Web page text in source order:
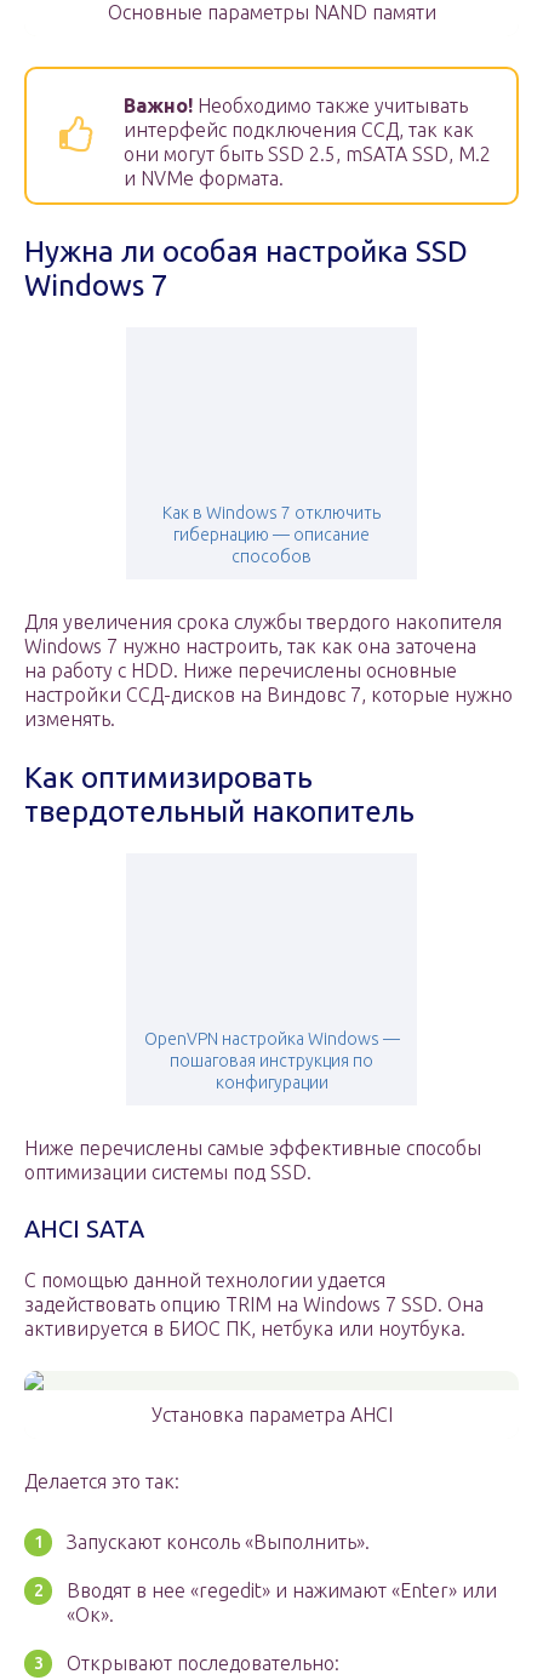
Основные параметры NAND памяти
Важно! Необходимо также учитывать
интерфейс подключения ССД, так как
они могут быть SSD 2.5, mSATA SSD, M.2
и NVMe формата.
Нужна ли особая настройка SSD
Windows 7
Как в Windows 7 отключить
гибернацию — описание
способов
Для увеличения срока службы твердого накопителя
Windows 7 нужно настроить, так как она заточена
на работу с HDD. Ниже перечислены основные
настройки ССД-дисков на Виндовс 7, которые нужно
изменять.
Как оптимизировать
твердотельный накопитель
OpenVPN настройка Windows —
пошаговая инструкция по
конфигурации
Ниже перечислены самые эффективные способы
оптимизации системы под SSD.
AHCI SATA
С помощью данной технологии удается
задействовать опцию TRIM на Windows 7 SSD. Она
активируется в БИОС ПК, нетбука или ноутбука.
Установка параметра AHCI
Делается это так:
Запускают консоль «Выполнить».
Вводят в нее «regedit» и нажимают «Enter» или
«Ок».
Открывают последовательно: